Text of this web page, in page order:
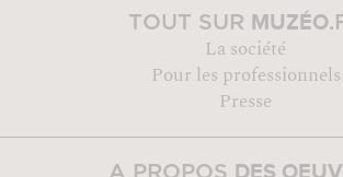
TOUT SUR MUZÉO
La société
Pour les professionnels
Presse
A PROPOS DES